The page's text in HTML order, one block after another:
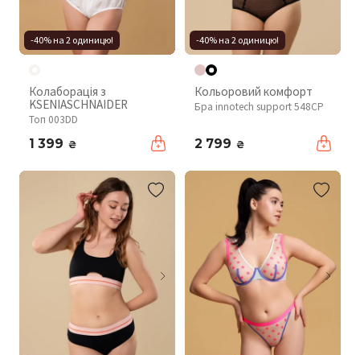
-40% на 2 одиницю!
Колаборація з
KSENIASCHNAIDER
Топ 003DD
1 399 ₴
-40% на 2 одиницю!
Кольоровий комфорт
Бра innotech support 548CP
2 799 ₴